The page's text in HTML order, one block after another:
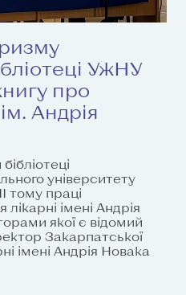
УжНУ
про
Андрія
університету
тому праці
імені Андрія
якої є відомий
Закарпатської
імені Андрія Новака